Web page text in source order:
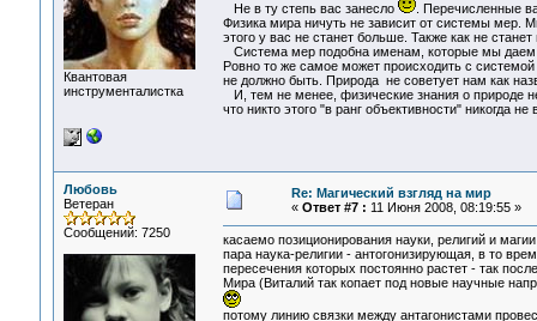
Квантовая
инструменталистка
Не в ту степь вас занесло
. Перечисленные
Физика мира ничуть не зависит от системы мер.
этого у вас не станет больше. Также как не
Система мер подобна именам, которые мы даем
Ровно то же самое может происходить с
не должно быть. Природа не советует нам как
И, тем не менее, физические знания о природе
что никто этого "в ранг объективности" никогда
Любовь
Ветеран
Сообщений: 7250
Re: Магический взгляд на мир
« Ответ #7 : 11 Июня 2008, 08:19:55 »
касаемо позиционирования науки, религий и
пара наука-религии - антогонизирующая, в то
пересечения которых постоянно растет - так
Мира (Виталий так копает под новые научные
потому линию связки между антагонистами